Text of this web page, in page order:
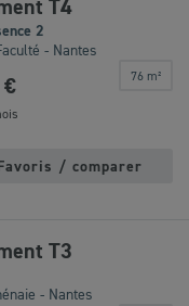
T4
2
- Nantes
76 m²
/ comparer
T3
- Nantes